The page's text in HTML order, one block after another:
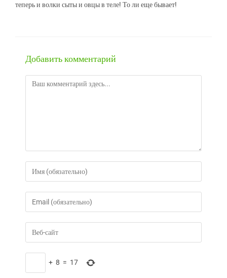
теперь и волки сыты и овцы в теле! То ли еще бывает!
Добавить комментарий
+ 8 = 17